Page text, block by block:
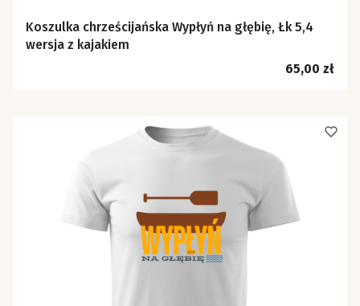
Koszulka chrześcijańska Wypłyń na głębię, Łk 5,4
wersja z kajakiem
Cena
65,00 zł